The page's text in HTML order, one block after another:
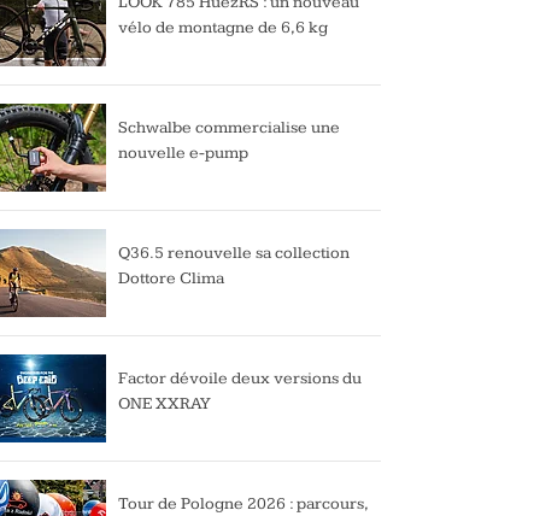
vélo de montagne de 6,6 kg
Schwalbe commercialise une
nouvelle e-pump
Q36.5 renouvelle sa collection
Dottore Clima
Factor dévoile deux versions du
ONE XXRAY
Tour de Pologne 2026 : parcours,